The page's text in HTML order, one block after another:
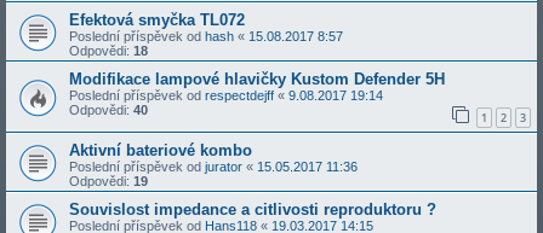
Efektová smyčka TL072
Poslední příspěvek od hash « 15.08.2017 8:57
Odpovědi: 18
Modifikace lampové hlavičky Kustom Defender 5H
Poslední příspěvek od respectdejff « 9.08.2017 19:14
Odpovědi: 40 1 2 3
Aktivní bateriové kombo
Poslední příspěvek od jurator « 15.05.2017 11:36
Odpovědi: 19
Souvislost impedance a citlivosti reproduktoru ?
Poslední příspěvek od Hans118 « 19.03.2017 14:15